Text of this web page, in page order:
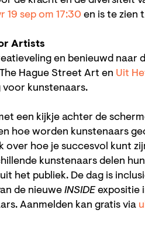
19 sep om 17:30 en is te zien
Artists
en benieuwd naar
Hague Street Art en Uit
voor kunstenaars.
een kijkje achter de
hoe worden kunstenaars
over hoe je succesvol kunt
kunstenaars delen
het publiek. De dag is
de nieuwe INSIDE expositie
Aanmelden kan gratis via